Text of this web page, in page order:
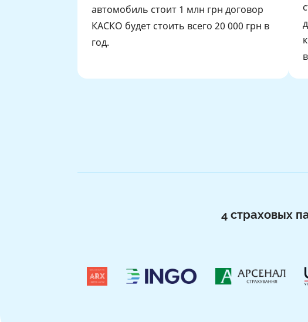
автомобиль стоит 1 млн грн договор
КАСКО будет стоить всего 20 000 грн в
год.
4 страховых